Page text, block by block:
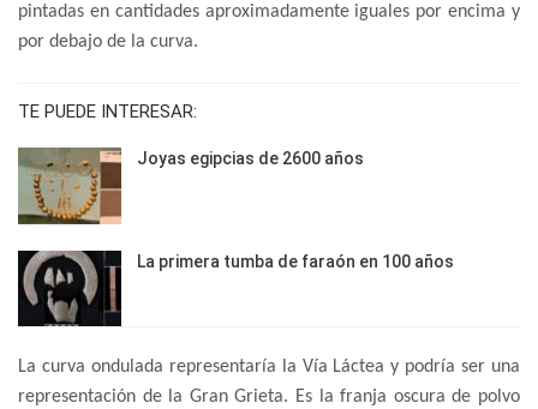
pintadas en cantidades aproximadamente iguales por encima y
por debajo de la curva.
TE PUEDE INTERESAR:
Joyas egipcias de 2600 años
La primera tumba de faraón en 100 años
La curva ondulada representaría la Vía Láctea y podría ser una
representación de la Gran Grieta. Es la franja oscura de polvo